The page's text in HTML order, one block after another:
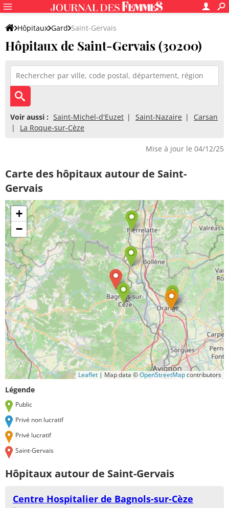
Hôpitaux Gard Saint-Gervais
Hôpitaux de Saint-Gervais (30200)
Voir aussi : Saint-Michel-d'Euzet Saint-Nazaire
Carsan
La Roque-sur-Cèze
Mise à jour le 04/12/25
Carte des hôpitaux autour de Saint-
Gervais
+
−
Leaflet | Map data ©OpenStreetMapcontributors
Légende
Public
Privé non lucratif
Privé lucratif
Saint-Gervais
Hôpitaux autour de Saint-Gervais
Centre Hospitalier de Bagnols-sur-Cèze